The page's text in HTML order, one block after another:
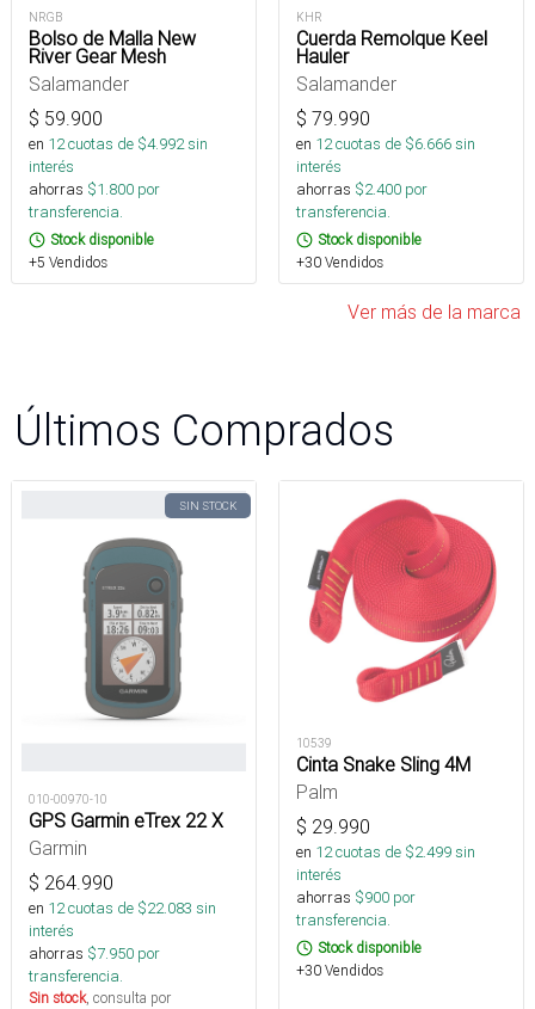
NRGB
Bolso de Malla New
River Gear Mesh
Salamander
$ 59.900
en 12cuotas de $4.992sin
interés
ahorras $1.800 por
transferencia.
Stock disponible
+5 Vendidos
KHR
Cuerda Remolque Keel
Hauler
Salamander
$ 79.990
en 12cuotas de $6.666sin
interés
ahorras $2.400 por
transferencia.
Stock disponible
+30 Vendidos
Ver más de la marca
Últimos Comprados
SIN STOCK
010-00970-10
GPS Garmin eTrex 22 X
Garmin
$ 264.990
en 12cuotas de $22.083 sin
interés
ahorras $7.950 por
transferencia.
Sin stock, consulta por
10539
Cinta Snake Sling 4M
Palm
$ 29.990
en 12cuotas de $2.499sin
interés
ahorras $900 por
transferencia.
Stock disponible
+30 Vendidos